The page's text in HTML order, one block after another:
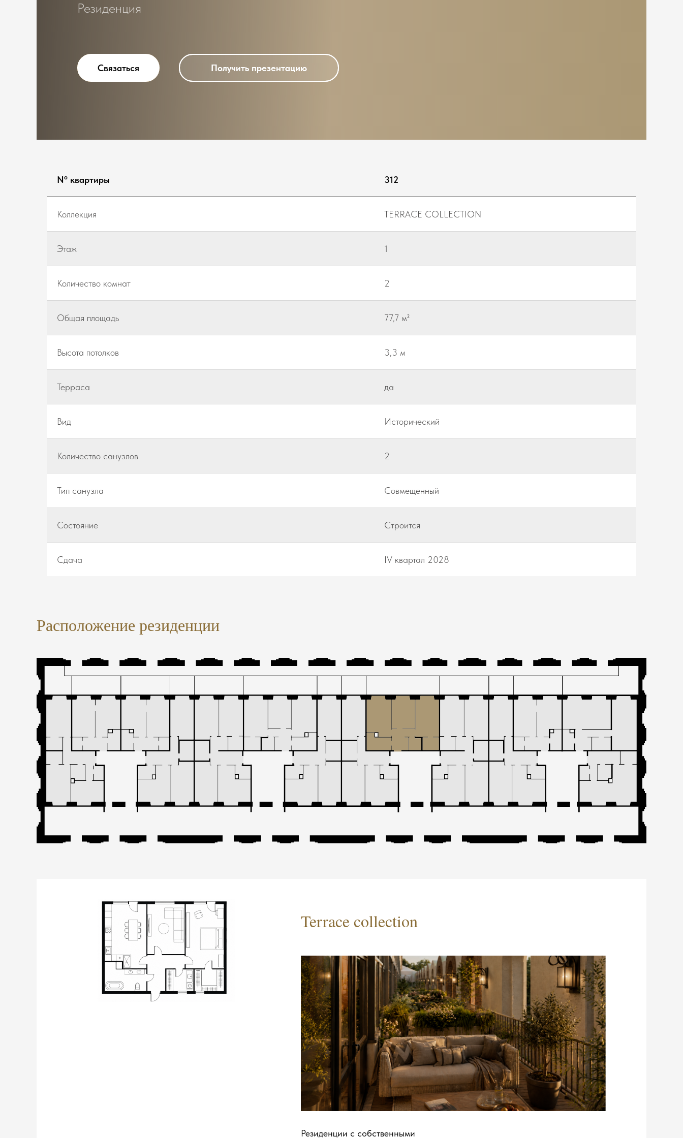
Резиденция
Связаться
Связаться Получить презентацию
Получить презентацию
Nº квартиры 312
Коллекция TERRACE COLLECTION
Этаж 1
Количество комнат 2
Общая площадь 77,7 м²
Высота потолков 3,3 м
Teppaca да
Вид Исторический
Количество санузлов 2
Тип санузла Совмещенный
Состояние Строится
Сдача IV квартал 2028
Расположение резиденции
Резиденции с собственными
Terrace collection